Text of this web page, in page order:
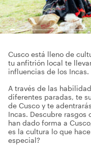
Cusco está lleno de
tu anfitrión local te
influencias de los Incas.
A través de las
diferentes paradas, te
de Cusco y te
Incas. Descubre rasgos
han dado forma a
es la cultura lo que
especial?